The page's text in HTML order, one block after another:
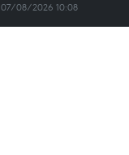
07/08/2026 10:08